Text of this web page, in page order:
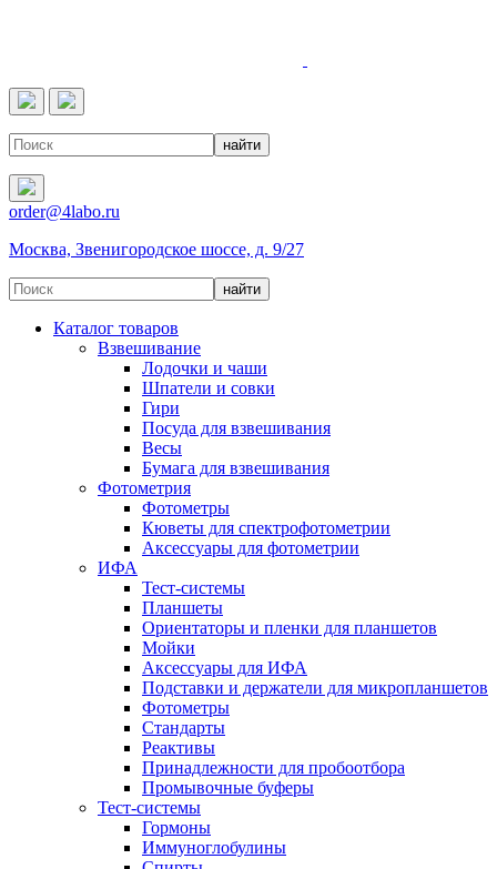
order@4labo.ru
Москва, Звенигородское шоссе, д. 9/27
Каталог товаров
Взвешивание
Лодочки и чаши
Шпатели и совки
Гири
Посуда для взвешивания
Весы
Бумага для взвешивания
Фотометрия
Фотометры
Кюветы для спектрофотометрии
Аксессуары для фотометрии
ИФА
Тест-системы
Планшеты
Ориентаторы и пленки для планшетов
Мойки
Аксессуары для ИФА
Подставки и держатели для микропланшетов
Фотометры
Стандарты
Реактивы
Принадлежности для пробоотбора
Промывочные буферы
Тест-системы
Гормоны
Иммуноглобулины